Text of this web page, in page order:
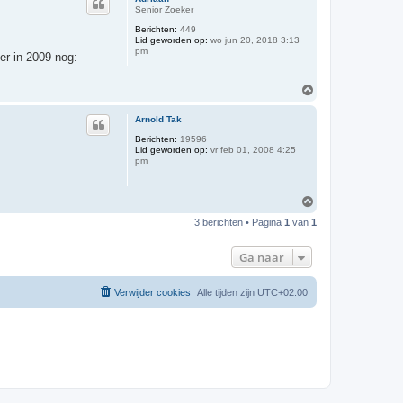
Senior Zoeker
Berichten: 449
Lid geworden op: wo jun 20, 2018 3:13
pm
in 2009 nog:
Arnold Tak
Berichten: 19596
Lid geworden op: vr feb 01, 2008 4:25
pm
h
3 berichten • Pagina 1 van 1
Ga naar
Alle tijden zijn UTC+02:00
Verwijder cookies